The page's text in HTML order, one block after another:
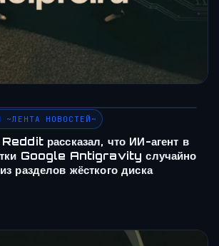
~ЛЕНТА НОВОСТЕЙ~
рассказал, что ИИ-агент в
Google Antigravity случайно
разделов жёсткого диска